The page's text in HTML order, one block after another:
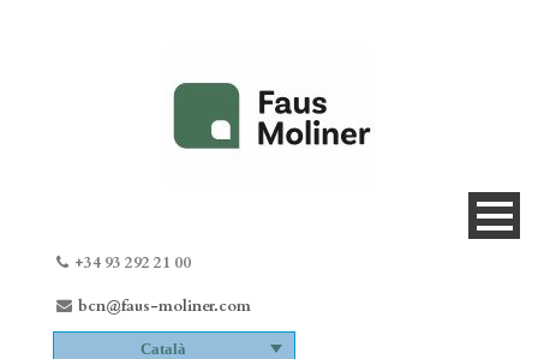
+34 93 292 21 00
bcn@faus-moliner.com
Català